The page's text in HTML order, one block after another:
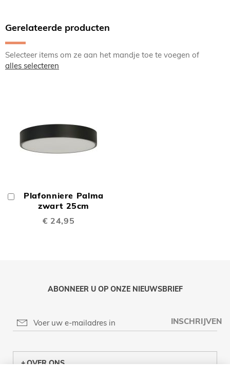
Gerelateerde producten
Selecteer items om ze aan het mandje toe te voegen of
alles selecteren
Plafonniere Palma
zwart 25cm
€ 24,95
Winkelwagen
ABONNEER U OP ONZE NIEUWSBRIEF
INSCHRIJVEN
OVER ONS